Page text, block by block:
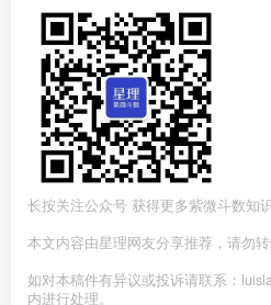
长按关注公众号 获得更多紫微斗数知
本文内容由星理网友分享推荐，请勿转
如对本稿件有异议或投诉请联系：
内进行处理。